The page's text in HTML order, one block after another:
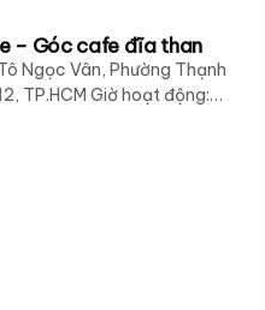
– Góc cafe đĩa than
Ngọc Vân, Phường Thạnh
TP.HCM Giờ hoạt động: